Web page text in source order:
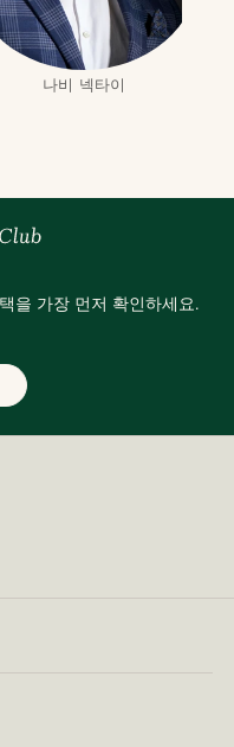
나비 넥타이
을 가장 먼저 확인하세요.